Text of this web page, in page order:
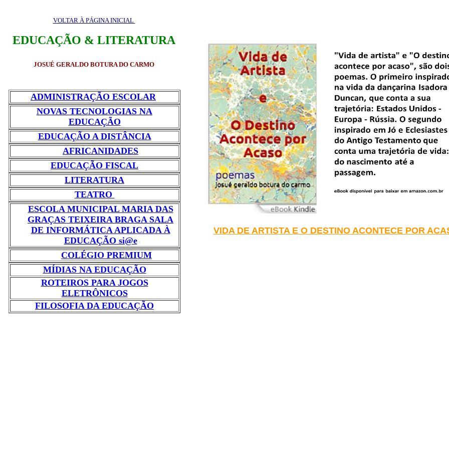
VIDA DE ARTISTA E O DESTINO ACONTECE POR
VOLTAR À PÁGINA INICIAL
EDUCAÇÃO & LITERATURA
ADMINISTRAÇÃO ESCOLAR
NOVAS TECNOLOGIAS NA
EDUCAÇÃO
EDUCAÇÃO A DISTÂNCIA
AFRICANIDADES
EDUCAÇÃO FISCAL
LITERATURA
TEATRO
ESCOLA MUNICIPAL MARIA DAS
GRAÇAS TEIXEIRA BRAGA SALA
DE INFORMÁTICA APLICADA À
EDUCAÇÃO si@e
COLÉGIO PREMIUM
MÍDIAS NA EDUCAÇÃO
ROTEIROS PARA JOGOS
ELETRÔNICOS
FILOSOFIA DA EDUCAÇÃO
JOSUÉ GERALDO BOTURA DO CARMO